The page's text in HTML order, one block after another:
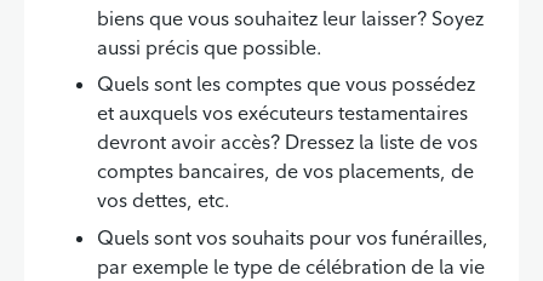
biens que vous souhaitez leur laisser? Soyez
aussi précis que possible.
Quels sont les comptes que vous possédez
et auxquels vos exécuteurs testamentaires
devront avoir accès? Dressez la liste de vos
comptes bancaires, de vos placements, de
vos dettes, etc.
Quels sont vos souhaits pour vos funérailles,
par exemple le type de célébration de la vie